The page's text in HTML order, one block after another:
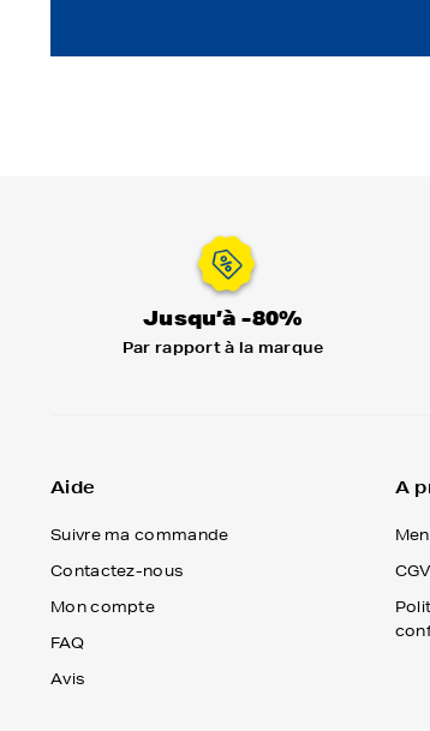
Jusqu’à -80%
Par rapport à la marque
Aide
Suivre ma commande
Contactez-nous
Mon compte
FAQ
Avis
A
CGV